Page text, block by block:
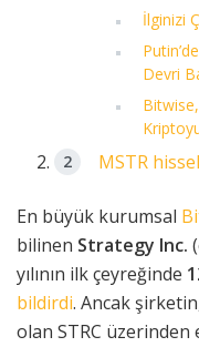
İlginizi
Devri
MSTR
En büyük kurumsal
bilinen Strategy Inc.
yılının ilk çeyreğinde
bildirdi. Ancak
olan STRC üzerinden